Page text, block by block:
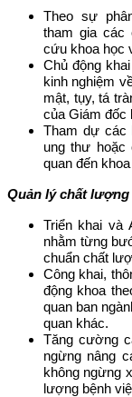
Theo sự
tham gia các
cứu khoa học
Chủ động
kinh nghiệm
mật, tụy, tá
của Giám đốc
Tham dự các
ung thư
quan đến
Quản lý chất lượng
Triển khai và
nhằm từng
chuẩn chất
Công khai,
động khoa
quan ban
quan khác.
Tăng cường
ngừng nâng
không ngừng
lượng bệnh